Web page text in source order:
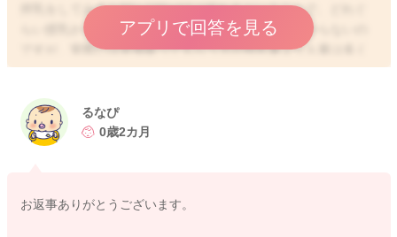
搾乳をしてみると60〜100mlほど絞れるということで、どれぐ
らい授乳から間隔をあけていた時の量になるのかわからないの
ですが、実際には直接吸ってもらう方が搾乳量よりも量は多く
なると言われますよ。
お胸の状態もわからないことがありますので、足りているのか
どうか判断が難しいのですが、体重の増えも順調な様なので、
吸ってくれる時間が短くなっている分、授乳回数を増やしてみ
アプリで回答を見る
るなぴ
0歳2カ月
お返事ありがとうございます。